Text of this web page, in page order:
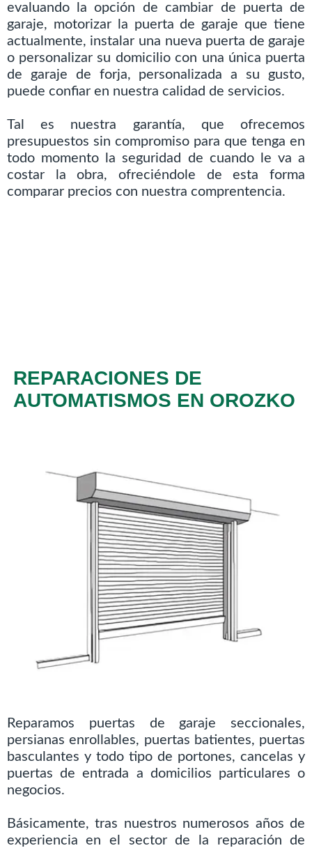
evaluando la opción de cambiar de puerta de
garaje, motorizar la puerta de garaje que tiene
actualmente, instalar una nueva puerta de garaje
o personalizar su domicilio con una única puerta
de garaje de forja, personalizada a su gusto,
puede confiar en nuestra calidad de servicios.
Tal es nuestra garantía, que ofrecemos
presupuestos sin compromiso para que tenga en
todo momento la seguridad de cuando le va a
costar la obra, ofreciéndole de esta forma
comparar precios con nuestra comprentencia.
REPARACIONES DE
AUTOMATISMOS EN OROZKO
Reparamos puertas de garaje seccionales,
persianas enrollables, puertas batientes, puertas
basculantes y todo tipo de portones, cancelas y
puertas de entrada a domicilios particulares o
negocios.
Básicamente, tras nuestros numerosos años de
experiencia en el sector de la reparación de